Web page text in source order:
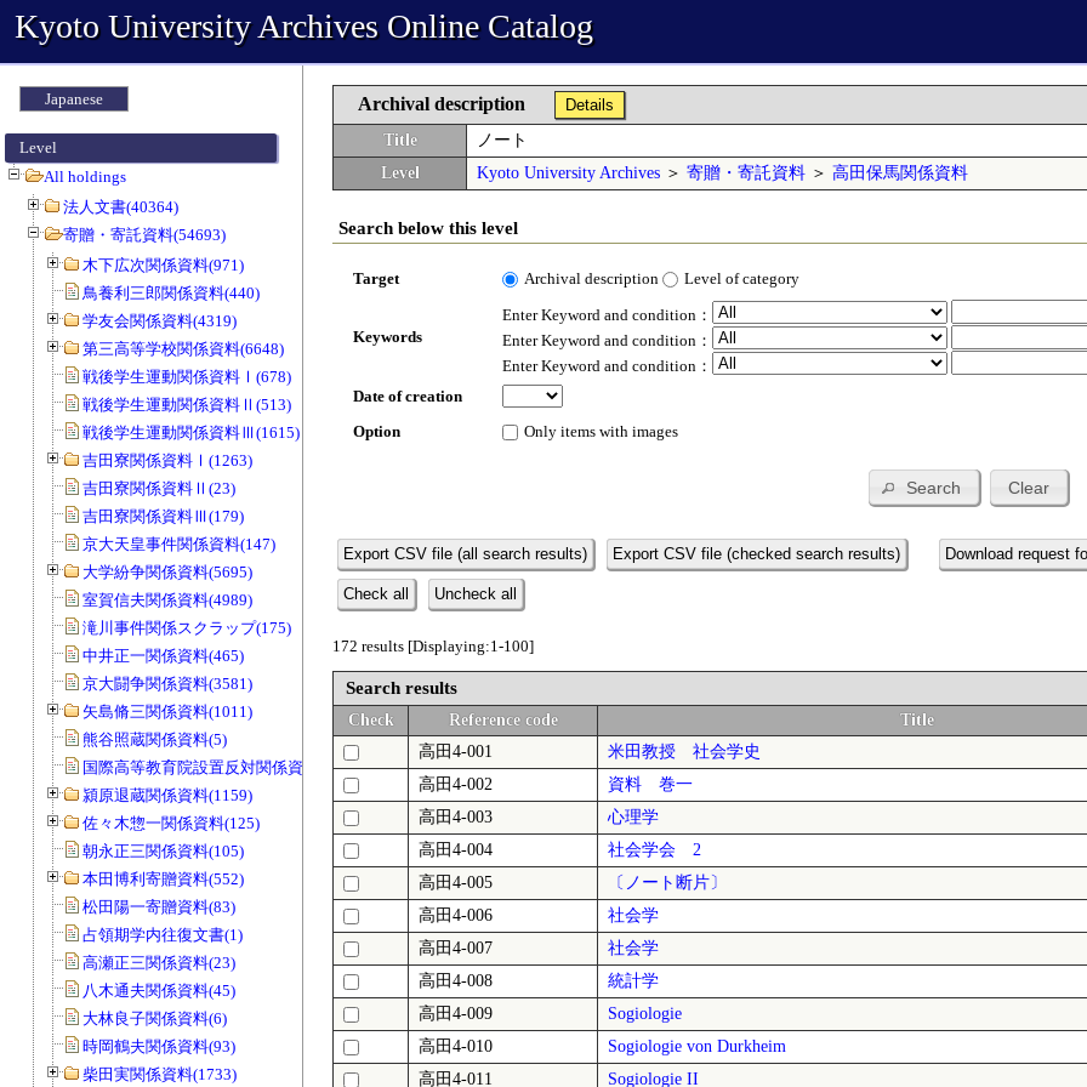
Kyoto University Archives Online Catalog
Japanese
Level
All holdings
法人文書(40364)
寄贈・寄託資料(54693)
木下広次関係資料(971)
鳥養利三郎関係資料(440)
学友会関係資料(4319)
第三高等学校関係資料(6648)
戦後学生運動関係資料Ⅰ(678)
戦後学生運動関係資料Ⅱ(513)
戦後学生運動関係資料Ⅲ(1615)
吉田寮関係資料Ⅰ(1263)
吉田寮関係資料Ⅱ(23)
吉田寮関係資料Ⅲ(179)
京大天皇事件関係資料(147)
大学紛争関係資料(5695)
室賀信夫関係資料(4989)
滝川事件関係スクラップ(175)
中井正一関係資料(465)
京大闘争関係資料(3581)
矢島脩三関係資料(1011)
熊谷照蔵関係資料(5)
国際高等教育院設置反対関係資料(20)
潁原退蔵関係資料(1159)
佐々木惣一関係資料(125)
朝永正三関係資料(105)
本田博利寄贈資料(552)
松田陽一寄贈資料(83)
占領期学内往復文書(1)
高瀬正三関係資料(23)
八木通夫関係資料(45)
大林良子関係資料(6)
時岡鶴夫関係資料(93)
柴田実関係資料(1733)
Archival description
Details
Title
ノート
Level
Kyoto University Archives ＞ 寄贈・寄託資料 ＞ 高田保馬関係資料
Search below this level
Target Archival description Level of category
Keywords
Enter Keyword and condition：
Enter Keyword and condition：
Enter Keyword and condition：
Date of creation
Option
Only items with images
Search Clear
Export CSV file (all search results) Export CSV file (checked search results) Download request
Check all
Uncheck all
172 results [Displaying:1-100]
Search results
Check Reference code Title
高田4-001
米田教授 社会学史
高田4-002
資料 巻一
高田4-003
心理学
高田4-004
社会学会 2
高田4-005
〔ノート断片〕
高田4-006
社会学
高田4-007
社会学
高田4-008
統計学
高田4-009
Sogiologie
高田4-010
Sogiologie von Durkheim
高田4-011
Sogiologie II